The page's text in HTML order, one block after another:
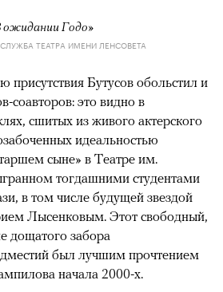
ожидании Годо»
ТЕАТРА ИМЕНИ ЛЕНСОВЕТА
присутствия Бутусов обольстил и
соавторов: это видно в
сшитых из живого актерского
идеальностью
сыне» в Театре им.
тогдашними студентами
в том числе будущей звездой
Лысенковым. Этот свободный,
дощатого забора
был лучшим прочтением
начала 2000-х.